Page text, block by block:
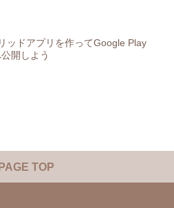
ッドアプリを作ってGoogle Play
開しよう
PAGE TOP